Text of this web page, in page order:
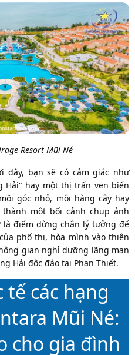
Resort Mũi Né
đây, bạn sẽ có cảm giác như
Hải" hay một thị trấn ven biển
góc nhỏ, mỗi hàng cây hay
một bối cảnh chụp ảnh
là điểm dừng chân lý tưởng để
phố thị, hòa mình vào thiên
gian nghỉ dưỡng lãng mạn
Hải độc đáo tại Phan Thiết.
tế các hạng
Mũi Né:
cho gia đình